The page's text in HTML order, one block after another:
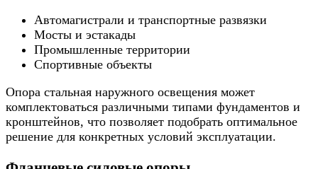
Автомагистрали и транспортные развязки
Мосты и эстакады
Промышленные территории
Спортивные объекты
Опора стальная наружного освещения может
комплектоваться различными типами фундаментов и
кронштейнов, что позволяет подобрать оптимальное
решение для конкретных условий эксплуатации.